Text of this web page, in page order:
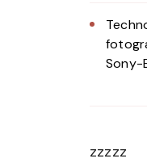
Sony-
zzzzz